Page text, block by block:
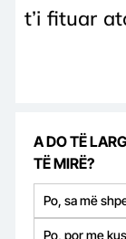
t’i fituar
A DO TË
TË MIRË?
Po, sa më
Po, por me